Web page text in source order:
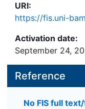
URI:
https://fis.uni-
Activation date:
September 24,
Reference
No FIS full